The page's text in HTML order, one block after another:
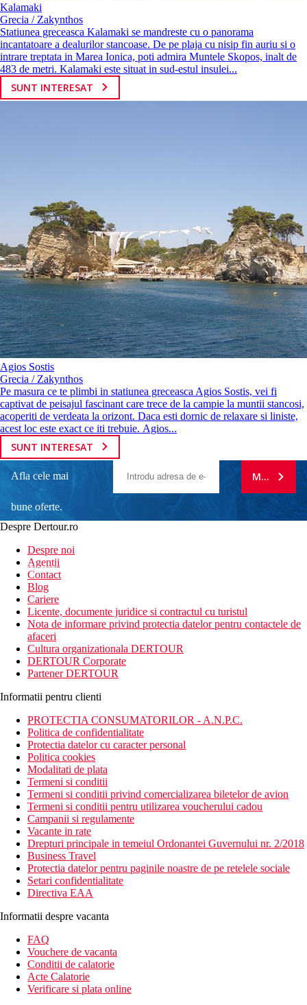
Kalamaki
Grecia / Zakynthos
Statiunea greceasca Kalamaki se mandreste cu o panorama
incantatoare a dealurilor stancoase. De pe plaja cu nisip fin auriu si o
intrare treptata in Marea Ionica, poti admira Muntele Skopos, inalt de
483 de metri. Kalamaki este situat in sud-estul insulei...
SUNT INTERESAT
Agios Sostis
Grecia / Zakynthos
Pe masura ce te plimbi in statiunea greceasca Agios Sostis, vei fi
captivat de peisajul fascinant care trece de la campie la muntii stancosi,
acoperiti de verdeata la orizont. Daca esti dornic de relaxare si liniste,
acest loc este exact ce iti trebuie. Agios...
SUNT INTERESAT
Afla cele mai
bune oferte.
newsletter!
MA
Despre Dertour.ro
Despre noi
Agentii
Contact
Blog
Cariere
Licente, documente juridice si contractul cu turistul
Nota de informare privind protectia datelor pentru contactele de
afaceri
Cultura organizationala DERTOUR
DERTOUR Corporate
Partener DERTOUR
Informatii pentru clienti
PROTECTIA CONSUMATORILOR - A.N.P.C.
Politica de confidentialitate
Protectia datelor cu caracter personal
Politica cookies
Modalitati de plata
Termeni si conditii
Termeni si conditii privind comercializarea biletelor de avion
Termeni si conditii pentru utilizarea voucherului cadou
Campanii si regulamente
Vacante in rate
Drepturi principale in temeiul Ordonantei Guvernului nr. 2/2018
Business Travel
Protectia datelor pentru paginile noastre de pe retelele sociale
Setari confidentialitate
Directiva EAA
Informatii despre vacanta
FAQ
Vouchere de vacanta
Conditii de calatorie
Acte Calatorie
Verificare si plata online